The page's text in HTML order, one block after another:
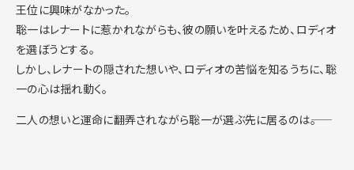
王位に興味がなかった。
聡一はレナートに惹かれながらも、彼の願いを叶えるため、ロディオ
を選ぼうとする。
しかし、レナートの隠された想いや、ロディオの苦悩を知るうちに、聡
一の心は揺れ動く。
二人の想いと運命に翻弄されながら聡一が選ぶ先に居るのは――。